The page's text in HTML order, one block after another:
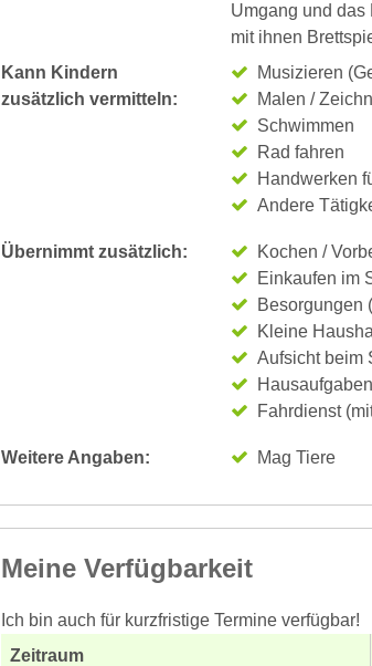
Umgang und das
mit ihnen
Kann Kindern
zusätzlich vermitteln:
Musizieren
Malen /
Schwimmen
Rad fahren
Handwerken
Andere
Übernimmt zusätzlich:
Kochen /
Einkaufen im
Besorgungen
Kleine
Aufsicht beim
Fahrdienst
Weitere Angaben: Mag Tiere
Meine Verfügbarkeit
Ich bin auch für kurzfristige Termine verfügbar!
Zeitraum